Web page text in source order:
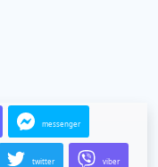
messenger
twitter viber